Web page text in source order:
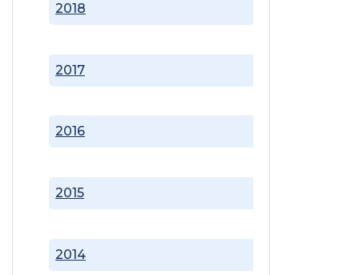
2014
2015
2016
2017
2018